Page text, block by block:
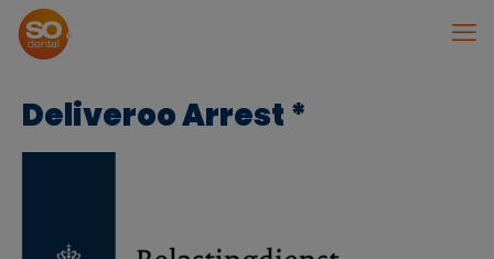
Deliveroo Arrest *